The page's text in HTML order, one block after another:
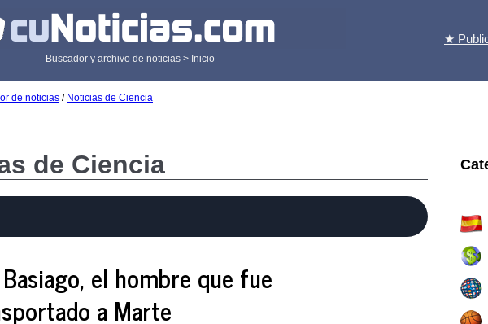
Buscador y archivo de noticias > Inicio
★
de noticias / Noticias de Ciencia
de Ciencia
el hombre que fue
a Marte